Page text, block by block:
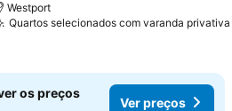
Westport
Quartos selecionados com varanda privativa
os preços
Ver preços